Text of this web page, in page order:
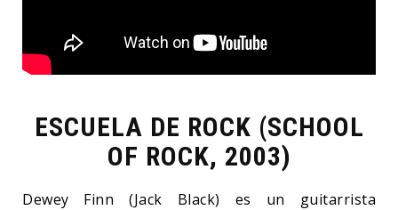
ESCUELA DE ROCK (SCHOOL
OF ROCK, 2003)
Dewey Finn (Jack Black) es un guitarrista